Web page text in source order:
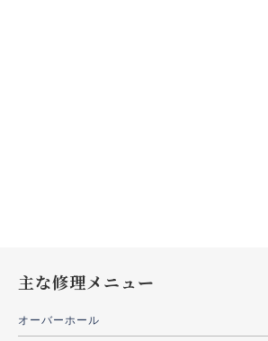
主な修理メニュー
オーバーホール